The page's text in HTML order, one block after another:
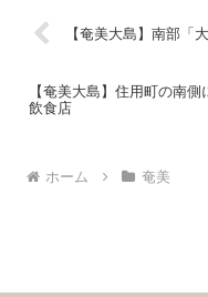
【奄美大島】南部「
【奄美大島】住用町の南
飲食店
ホーム 奄美